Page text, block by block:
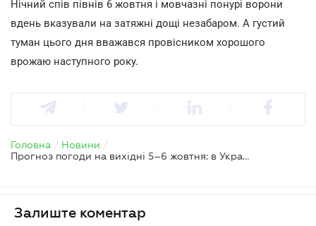
Нічний спів півнів 6 жовтня і мовчазні понурі ворони
вдень вказували на затяжні дощі незабаром. А густий
туман цього дня вважався провісником хорошого
врожаю наступного року.
Головна / Новини /
Прогноз погоди на вихідні 5–6 жовтня: в Україні триває літньо-осіннє двовладдя
Залиште коментар